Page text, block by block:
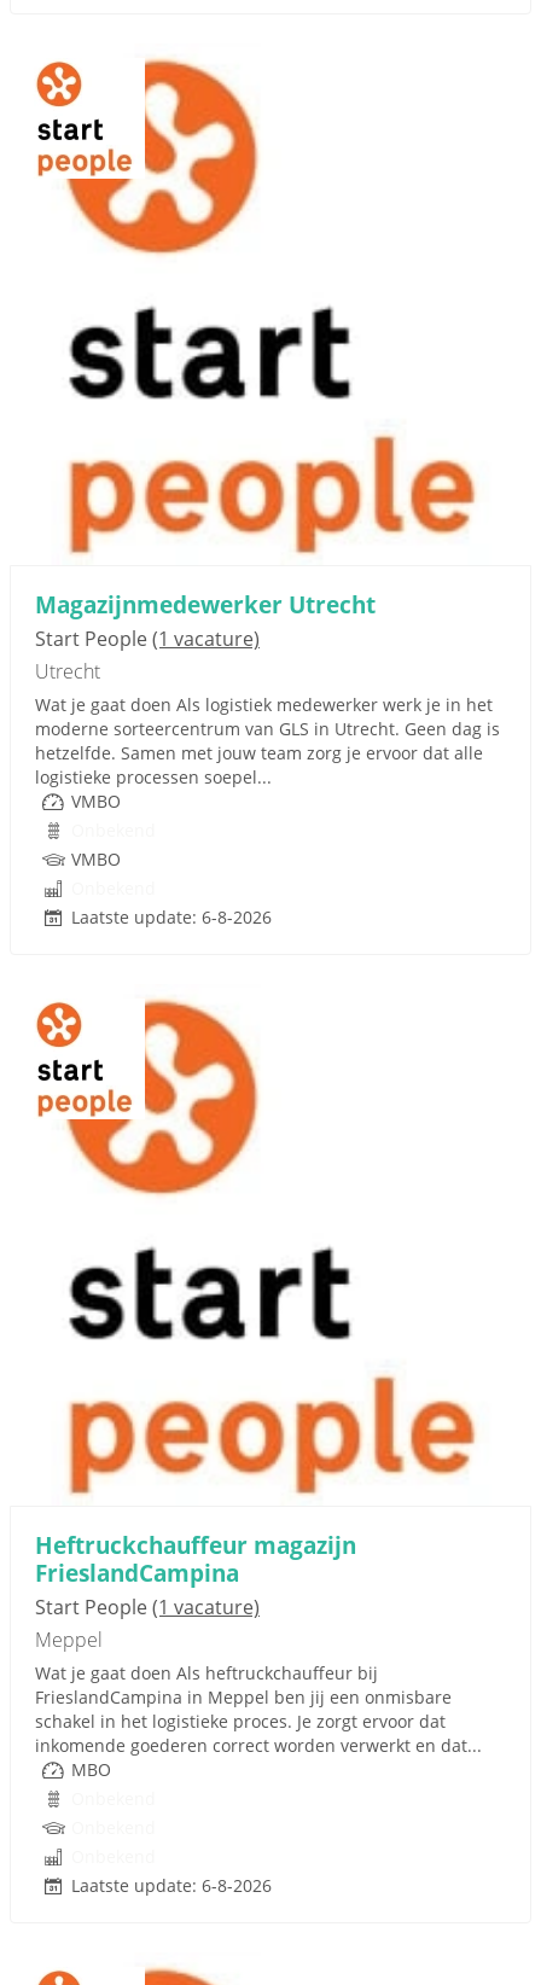
Magazijnmedewerker Utrecht
Start People(1 vacature)
Utrecht
Wat je gaat doen Als logistiek medewerker werk je in het
moderne sorteercentrum van GLS in Utrecht. Geen dag is
hetzelfde. Samen met jouw team zorg je ervoor dat alle
logistieke processen soepel...
VMBO
VMBO
Laatste update: 6-8-2026
Heftruckchauffeur magazijn
FrieslandCampina
Start People(1 vacature)
Meppel
Wat je gaat doen Als heftruckchauffeur bij
FrieslandCampina in Meppel ben jij een onmisbare
schakel in het logistieke proces. Je zorgt ervoor dat
inkomende goederen correct worden verwerkt en dat...
MBO
Laatste update: 6-8-2026